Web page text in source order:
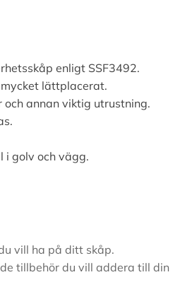
enligt SSF3492.
lättplacerat.
annan viktig utrustning.
i golv och vägg.
vill ha på ditt skåp.
tillbehör du vill addera till din